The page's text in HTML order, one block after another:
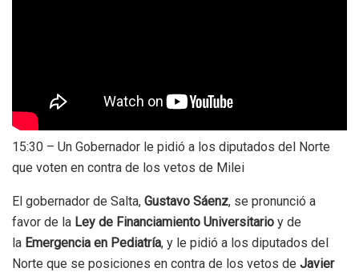
15:30 – Un Gobernador le pidió a los diputados del Norte
que voten en contra de los vetos de Milei
El gobernador de Salta, Gustavo Sáenz, se pronunció a
favor de la Ley de Financiamiento Universitario y de
la Emergencia en Pediatría, y le pidió a los diputados del
Norte que se posiciones en contra de los vetos de Javier